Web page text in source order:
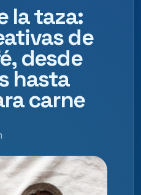
la taza:
de
desde
hasta
carne